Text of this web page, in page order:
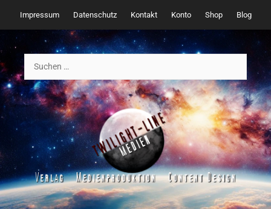
Inhalt
springen
Impressum Datenschutz Kontakt Konto Shop Blog
nach: